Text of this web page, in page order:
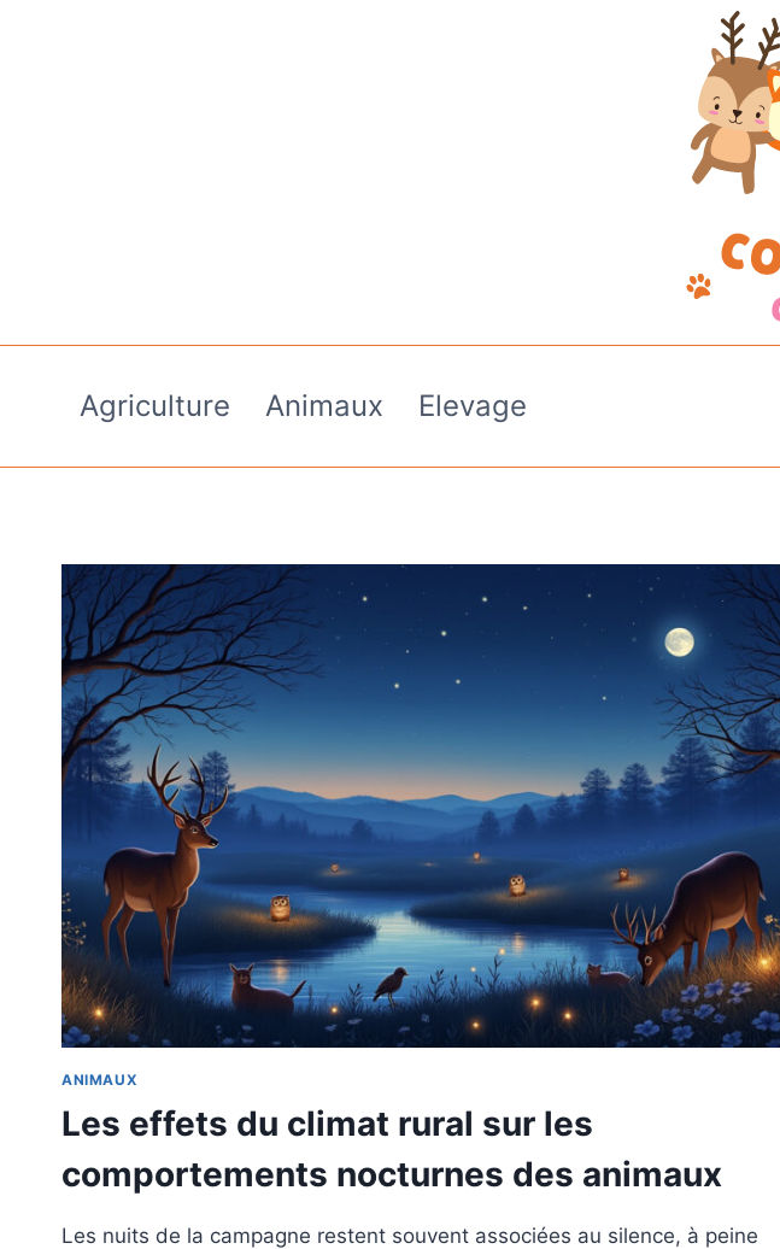
Agriculture Animaux Elevage
ANIMAUX
Les effets du climat rural sur les
comportements nocturnes des animaux
Les nuits de la campagne restent souvent associées au silence, à peine